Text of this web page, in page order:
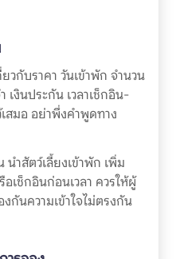
วกับราคา วันเข้าพัก จำนวน
เงินประกัน เวลาเช็กอิน-
เสมอ อย่าพึ่งคำพูดทาง
นำสัตว์เลี้ยงเข้าพัก เพิ่ม
อเช็กอินก่อนเวลา ควรให้ผู้
กันความเข้าใจไม่ตรงกัน